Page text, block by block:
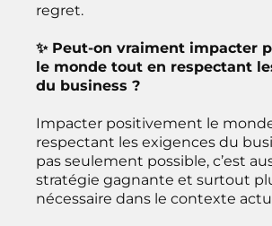
regret.
✨ Peut-on vraiment impacter
le monde tout en respectant
du business ?
Impacter positivement le
respectant les exigences du
pas seulement possible, c’est
stratégie gagnante et surtout
nécessaire dans le contexte